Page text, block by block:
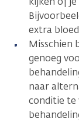
extra
Misschien
genoeg
naar
conditie te